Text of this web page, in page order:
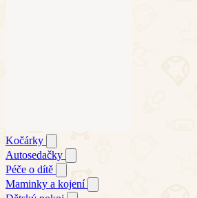
Kočárky
Autosedačky
Péče o dítě
Maminky a kojení